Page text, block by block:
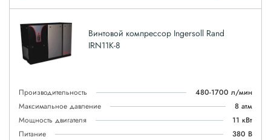
Винтовой компрессор Ingersoll Rand
IRN11K-8
Производительность
480-1700 л/мин
Максимальное давление
8 атм
Мощность двигателя
11 кВт
Питание
380 В